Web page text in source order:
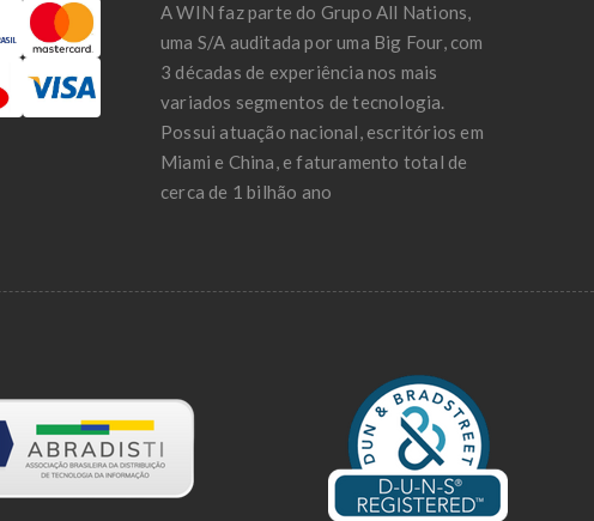
A WIN faz parte do Grupo All Nations,
uma S/A auditada por uma Big Four, com
3 décadas de experiência nos mais
variados segmentos de tecnologia.
Possui atuação nacional, escritórios em
Miami e China, e faturamento total de
cerca de 1 bilhão ano